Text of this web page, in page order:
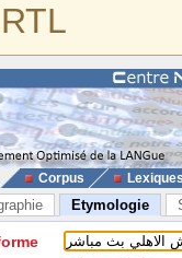
Corpus
Etymologie